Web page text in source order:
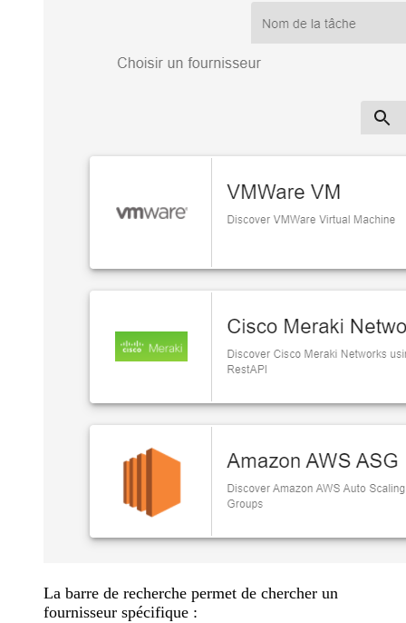
La barre de recherche permet de chercher un
fournisseur spécifique :